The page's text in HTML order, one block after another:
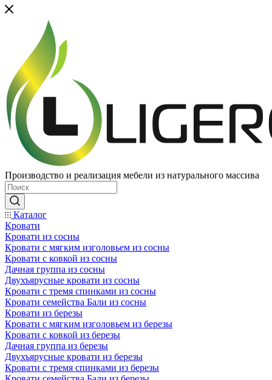
Производство и реализация мебели из натурального массива
Каталог
Кровати
Кровати из сосны
Кровати с мягким изголовьем из сосны
Кровати с ковкой из сосны
Дачная группа из сосны
Двухъярусные кровати из сосны
Кровати с тремя спинками из сосны
Кровати семейства Бали из сосны
Кровати из березы
Кровати с мягким изголовьем из березы
Кровати с ковкой из березы
Дачная группа из березы
Двухъярусные кровати из березы
Кровати с тремя спинками из березы